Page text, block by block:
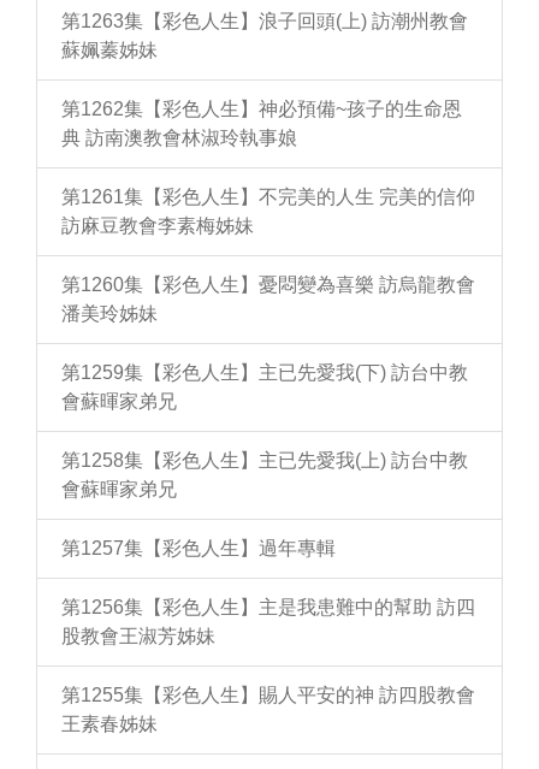
第1263集【彩色人生】浪子回頭(上) 訪潮州教會
蘇姵蓁姊妹
第1262集【彩色人生】神必預備~孩子的生命恩
典 訪南澳教會林淑玲執事娘
第1261集【彩色人生】不完美的人生 完美的信仰
訪麻豆教會李素梅姊妹
第1260集【彩色人生】憂悶變為喜樂 訪烏龍教會
潘美玲姊妹
第1259集【彩色人生】主已先愛我(下) 訪台中教
會蘇暉家弟兄
第1258集【彩色人生】主已先愛我(上) 訪台中教
會蘇暉家弟兄
第1257集【彩色人生】過年專輯
第1256集【彩色人生】主是我患難中的幫助 訪四
股教會王淑芳姊妹
第1255集【彩色人生】賜人平安的神 訪四股教會
王素春姊妹